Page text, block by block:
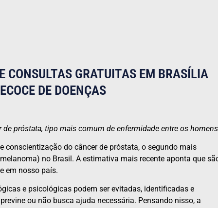
CONSULTAS GRATUITAS EM BRASÍLIA
DE DOENÇAS
próstata, tipo mais comum de enfermidade entre os homens
conscientização do câncer de próstata, o segundo mais
no Brasil. A estimativa mais recente aponta que
em nosso país.
e psicológicas podem ser evitadas, identificadas e
ou não busca ajuda necessária. Pensando nisso, a